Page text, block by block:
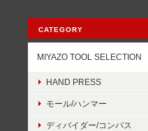
CATEGORY
MIYAZO TOOL SELECTION
HAND PRESS
モール/ハンマー
ディバイダー/コンパス